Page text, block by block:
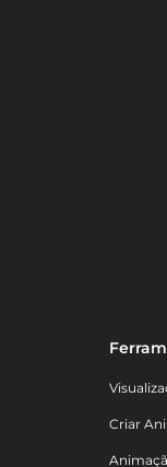
Criar